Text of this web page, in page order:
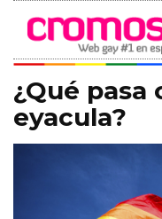
¿Qué pasa
eyacula?